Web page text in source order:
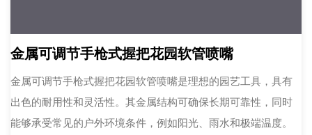
金属可调节手枪式握把花园软管喷嘴
金属可调节手枪式握把花园软管喷嘴是理想的园艺工具，具有
出色的耐用性和灵活性。其金属结构可确保长期可靠性，同时
能够承受常见的户外环境条件，例如阳光、雨水和极端温度。